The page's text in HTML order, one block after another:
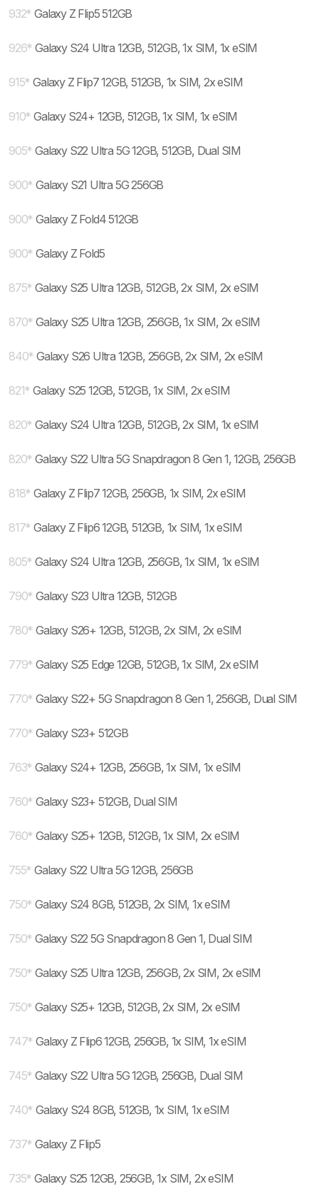
932* Galaxy Z Flip5 512GB
926* Galaxy S24 Ultra 12GB, 512GB, 1x SIM, 1x eSIM
915* Galaxy Z Flip7 12GB, 512GB, 1x SIM, 2x eSIM
910* Galaxy S24+ 12GB, 512GB, 1x SIM, 1x eSIM
905* Galaxy S22 Ultra 5G 12GB, 512GB, Dual SIM
900* Galaxy S21 Ultra 5G 256GB
900* Galaxy Z Fold4 512GB
900* Galaxy Z Fold5
875* Galaxy S25 Ultra 12GB, 512GB, 2x SIM, 2x eSIM
870* Galaxy S25 Ultra 12GB, 256GB, 1x SIM, 2x eSIM
840* Galaxy S26 Ultra 12GB, 256GB, 2x SIM, 2x eSIM
821* Galaxy S25 12GB, 512GB, 1x SIM, 2x eSIM
820* Galaxy S24 Ultra 12GB, 512GB, 2x SIM, 1x eSIM
820* Galaxy S22 Ultra 5G Snapdragon 8 Gen 1, 12GB, 256GB
818* Galaxy Z Flip7 12GB, 256GB, 1x SIM, 2x eSIM
817* Galaxy Z Flip6 12GB, 512GB, 1x SIM, 1x eSIM
805* Galaxy S24 Ultra 12GB, 256GB, 1x SIM, 1x eSIM
790* Galaxy S23 Ultra 12GB, 512GB
780* Galaxy S26+ 12GB, 512GB, 2x SIM, 2x eSIM
779* Galaxy S25 Edge 12GB, 512GB, 1x SIM, 2x eSIM
770* Galaxy S22+ 5G Snapdragon 8 Gen 1, 256GB, Dual SIM
770* Galaxy S23+ 512GB
763* Galaxy S24+ 12GB, 256GB, 1x SIM, 1x eSIM
760* Galaxy S23+ 512GB, Dual SIM
760* Galaxy S25+ 12GB, 512GB, 1x SIM, 2x eSIM
755* Galaxy S22 Ultra 5G 12GB, 256GB
750* Galaxy S24 8GB, 512GB, 2x SIM, 1x eSIM
750* Galaxy S22 5G Snapdragon 8 Gen 1, Dual SIM
750* Galaxy S25 Ultra 12GB, 256GB, 2x SIM, 2x eSIM
750* Galaxy S25+ 12GB, 512GB, 2x SIM, 2x eSIM
747* Galaxy Z Flip6 12GB, 256GB, 1x SIM, 1x eSIM
745* Galaxy S22 Ultra 5G 12GB, 256GB, Dual SIM
740* Galaxy S24 8GB, 512GB, 1x SIM, 1x eSIM
737* Galaxy Z Flip5
735* Galaxy S25 12GB, 256GB, 1x SIM, 2x eSIM